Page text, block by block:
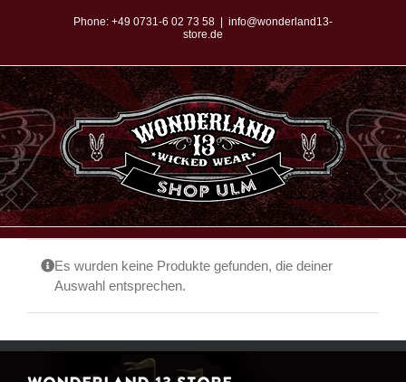
springen
Phone: +49 0731-6 02 73 58
info@wonderland13-
store.de
Es wurden keine Produkte gefunden, die deiner
Auswahl entsprechen.